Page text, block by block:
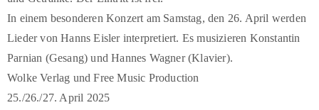
In einem besonderen Konzert am Samstag, den 26. April werden
Lieder von Hanns Eisler interpretiert. Es musizieren Konstantin
Parnian (Gesang) und Hannes Wagner (Klavier).
Wolke Verlag und Free Music Production
25./26./27. April 2025